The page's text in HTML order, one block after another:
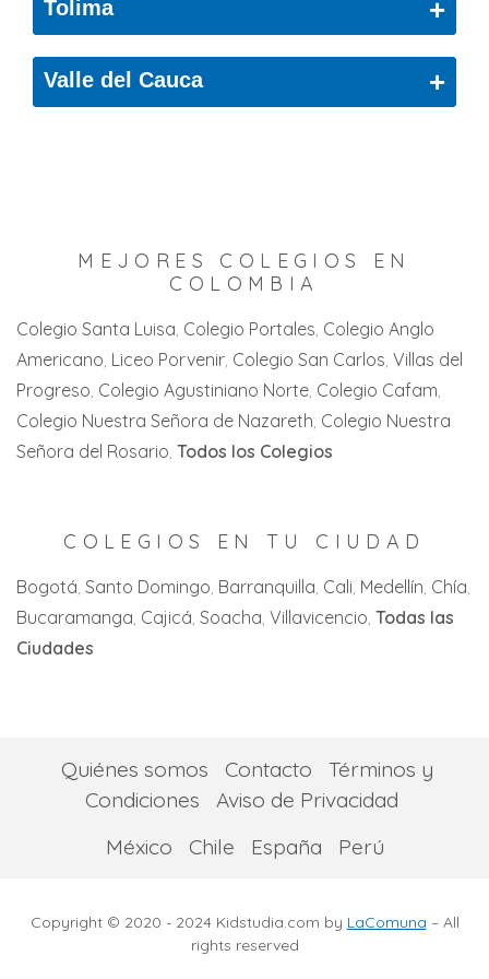
Teusaquillo
Tocancipá
Zaragoza
Zipaquirá
California
Floridablanca
Guadalupe
San Joaquín
Villa del Rosario
Sucre
Tolima +
Ibagué
Santa Isabel
Villahermosa
Valle del Cauca +
Candelaria
Cartago
Jamundi
La Florida
La Victoria
Palmira
San Pedro
MEJORES COLEGIOS EN
COLOMBIA
Colegio Santa Luisa Colegio Portales Colegio Anglo
Americano Liceo Porvenir Colegio San Carlos Villas del
Progreso Colegio Agustiniano Norte Colegio Cafam
Colegio Nuestra Señora de Nazareth Colegio Nuestra
Señora del Rosario Todos los Colegios
COLEGIOS EN TU CIUDAD
Bogotá Santo Domingo Barranquilla Cali Medellín Chía
Bucaramanga Cajicá Soacha Villavicencio Todas las
Ciudades
Quiénes somos Contacto
Términos y
Condiciones
Aviso de Privacidad
México
Chile España Perú
Copyright © 2020 - 2024 Kidstudia.com by LaComuna – All
rights reserved